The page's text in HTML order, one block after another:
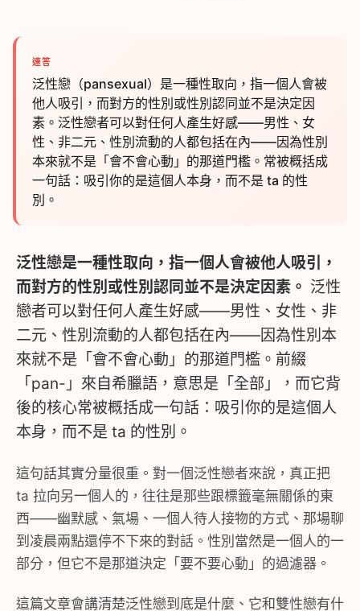
速答
泛性戀（pansexual）是一種性取向，指一個人會被
他人吸引，而對方的性別或性別認同並不是決定因
素。泛性戀者可以對任何人產生好感——男性、女
性、非二元、性別流動的人都包括在內——因為性別
本來就不是「會不會心動」的那道門檻。常被概括成
一句話：吸引你的是這個人本身，而不是 ta 的性
別。
泛性戀是一種性取向，指一個人會被他人吸引，
而對方的性別或性別認同並不是決定因素。 泛性
戀者可以對任何人產生好感——男性、女性、非
二元、性別流動的人都包括在內——因為性別本
來就不是「會不會心動」的那道門檻。前綴
「pan-」來自希臘語，意思是「全部」，而它背
後的核心常被概括成一句話：吸引你的是這個人
本身，而不是 ta 的性別。
這句話其實分量很重。對一個泛性戀者來說，真正把
ta 拉向另一個人的，往往是那些跟標籤毫無關係的東
西——幽默感、氣場、一個人待人接物的方式、那場聊
到凌晨兩點還停不下來的對話。性別當然是一個人的一
部分，但它不是那道決定「要不要心動」的過濾器。
這篇文章會講清楚泛性戀到底是什麼、它和雙性戀有什